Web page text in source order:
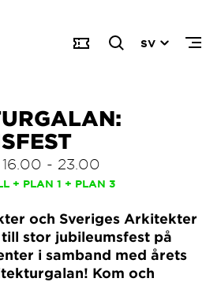
SV
16.00 - 23.00
+ PLAN 1 + PLAN 3
och Sveriges Arkitekter
stor jubileumsfest på
i samband med årets
Kom och